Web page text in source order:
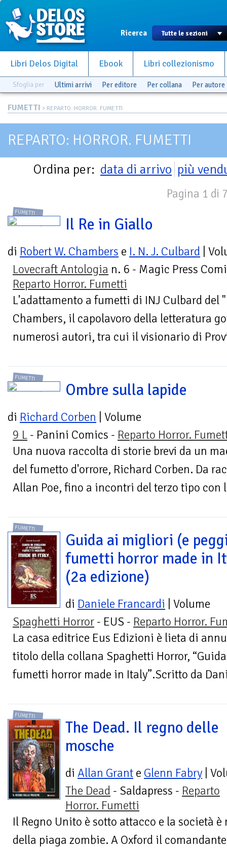
Ricerca
Libri Delos Digital Ebook Libri collezionismo
Sfoglia per Ultimi arrivi Per editore Per collana Per autore
FUMETTI > REPARTO: HORROR. FUMETTI
REPARTO: HORROR. FUMETTI
Ordina per: data di arrivo più
Pagina 1 di
FUMETTI
Il Re in Giallo
di Robert W. Chambers e I. N. J. Culbard |
Lovecraft Antologia n. 6 - Magic Press
Reparto Horror. Fumetti
L'adattamento a fumetti di INJ Culbard del
Chambers, il capolavoro della letteratura
numerosi autori, tra cui il visionario di
FUMETTI
Ombre sulla lapide
di Richard Corben | Volume
9 L - Panini Comics - Reparto Horror.
Una nuova raccolta di storie brevi da un
del fumetto d'orrore, Richard Corben. Da
Allan Poe, fino a incontri del terzo tipo con
FUMETTI
Guida ai migliori (e
fumetti horror made in
(2a edizione)
di Daniele Francardi | Volume
Spaghetti Horror - EUS - Reparto Horror.
La casa editrice Eus Edizioni è lieta di
titolo della collana Spaghetti Horror,
fumetti horror made in Italy”.Scritto da
FUMETTI
The Dead. Il regno delle
mosche
di Allan Grant e Glenn Fabry |
The Dead - Saldapress - Reparto
Horror. Fumetti
Il Regno Unito è sotto attacco e la società
della piaga zombie. A Oxford il